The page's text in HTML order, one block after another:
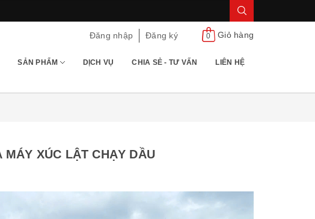
Đăng nhập Đăng ký 0 Giỏ hàng
SẢN PHẨM DỊCH VỤ CHIA SẺ - TƯ VẤN LIÊN HỆ
XÚC LẬT CHẠY DẦU